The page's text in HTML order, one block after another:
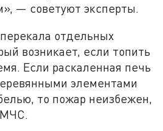
— советуют эксперты.
отдельных
возникает, если топить
Если раскаленная печь
элементами
то пожар неизбежен,